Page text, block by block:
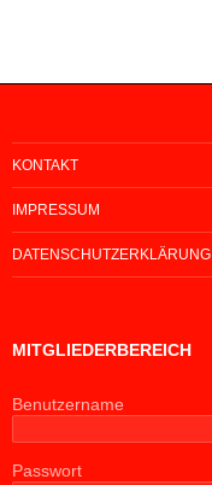
KONTAKT
IMPRESSUM
DATENSCHUTZERKLÄRUNG
MITGLIEDERBEREICH
Benutzername
Passwort